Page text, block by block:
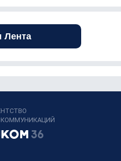
Лента
КОММУНИКАЦИЙ